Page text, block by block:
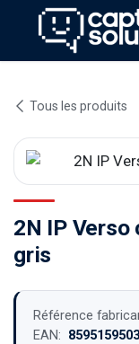
Se rendre au
Tous les produits
2N IP
gris
Référence
EAN: